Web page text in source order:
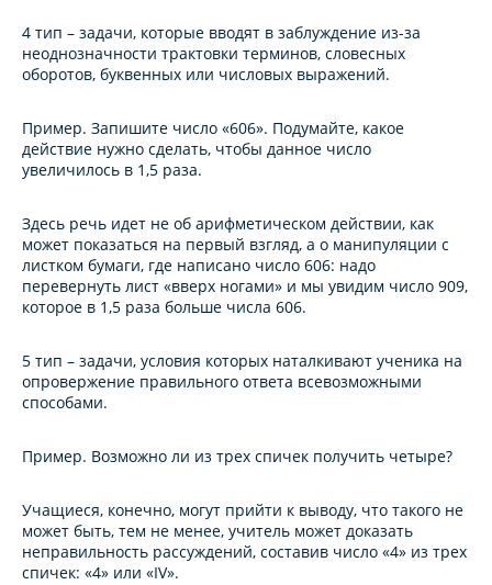
4 тип – задачи, которые вводят в заблуждение из-за
неоднозначности трактовки терминов, словесных
оборотов, буквенных или числовых выражений.
Пример. Запишите число «606». Подумайте, какое
действие нужно сделать, чтобы данное число
увеличилось в 1,5 раза.
Здесь речь идет не об арифметическом действии, как
может показаться на первый взгляд, а о манипуляции с
листком бумаги, где написано число 606: надо
перевернуть лист «вверх ногами» и мы увидим число 909,
которое в 1,5 раза больше числа 606.
5 тип – задачи, условия которых наталкивают ученика на
опровержение правильного ответа всевозможными
способами.
Пример. Возможно ли из трех спичек получить четыре?
Учащиеся, конечно, могут прийти к выводу, что такого не
может быть, тем не менее, учитель может доказать
неправильность рассуждений, составив число «4» из трех
спичек: «4» или «IV».